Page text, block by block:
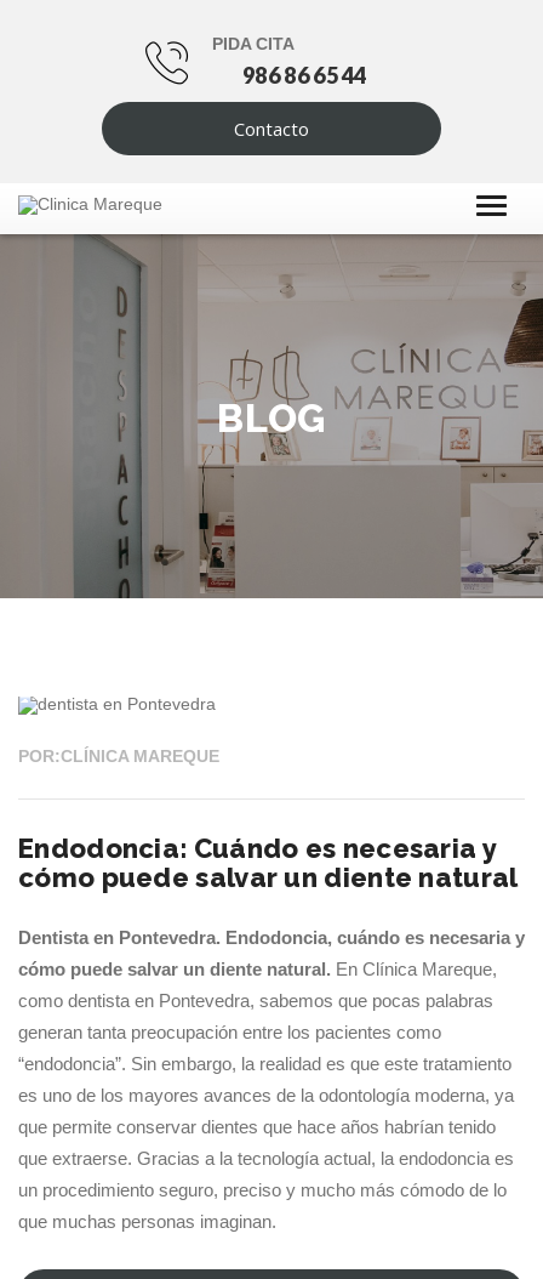
PIDA CITA
986 86 65 44
Contacto
BLOG
POR:CLÍNICA MAREQUE
Endodoncia: Cuándo es necesaria y
cómo puede salvar un diente natural
Dentista en Pontevedra. Endodoncia, cuándo es necesaria y
cómo puede salvar un diente natural. En Clínica Mareque,
como dentista en Pontevedra, sabemos que pocas palabras
generan tanta preocupación entre los pacientes como
“endodoncia”. Sin embargo, la realidad es que este tratamiento
es uno de los mayores avances de la odontología moderna, ya
que permite conservar dientes que hace años habrían tenido
que extraerse. Gracias a la tecnología actual, la endodoncia es
un procedimiento seguro, preciso y mucho más cómodo de lo
que muchas personas imaginan.